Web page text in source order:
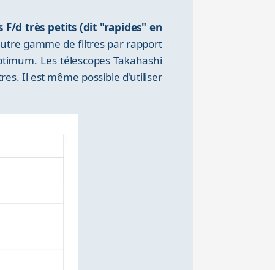
F/d très petits (dit "rapides" en
gamme de filtres par rapport
Les télescopes Takahashi
Il est même possible d'utiliser